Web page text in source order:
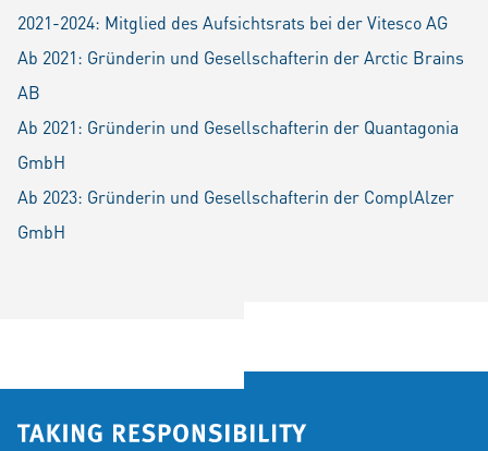
2021-2024: Mitglied des Aufsichtsrats bei der Vitesco AG
Ab 2021: Gründerin und Gesellschafterin der Arctic Brains
AB
Ab 2021: Gründerin und Gesellschafterin der Quantagonia
GmbH
Ab 2023: Gründerin und Gesellschafterin der ComplAlzer
GmbH